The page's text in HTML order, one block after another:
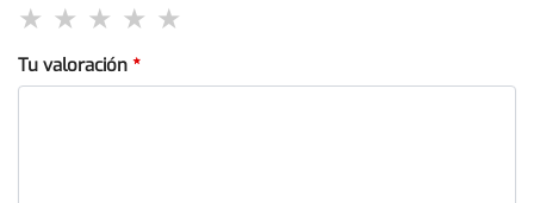
Tu valoración *